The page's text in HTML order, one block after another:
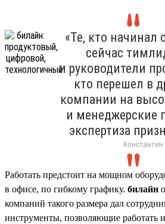
«Те, кто
сейчас
и руководители
кто перешел в
компании на
и менеджерские
экспертиза
Работать предстоит на мощном
в офисе, по гибкому графику. билайн
компаний такого размера дал
инструменты, позволяющие работать